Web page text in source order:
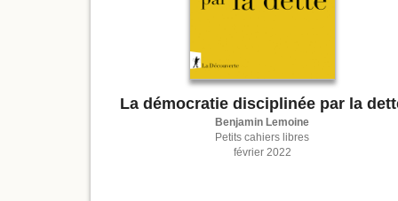
La démocratie disciplinée par la
Benjamin Lemoine
Petits cahiers libres
février 2022